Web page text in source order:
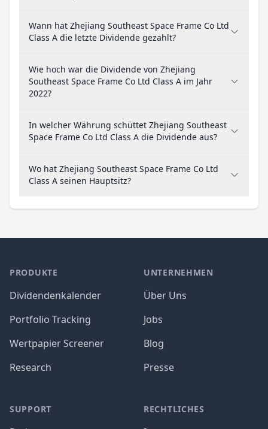
Wann hat Zhejiang Southeast Space Frame Co Ltd
Class A die letzte Dividende gezahlt?
Wie hoch war die Dividende von Zhejiang
Southeast Space Frame Co Ltd Class A im Jahr
2022?
In welcher Währung schüttet Zhejiang Southeast
Space Frame Co Ltd Class A die Dividende aus?
Wo hat Zhejiang Southeast Space Frame Co Ltd
Class A seinen Hauptsitz?
PRODUKTE
Dividendenkalender
Portfolio Tracking
Wertpapier Screener
Research
SUPPORT
UNTERNEHMEN
Über Uns
Jobs
Blog
Presse
RECHTLICHES